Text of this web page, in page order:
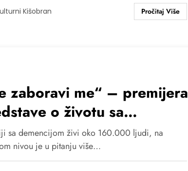
Kišobran
zaboravi me“ – premijera
o životu sa
i društvenoj
sa demencijom živi oko 160.000 ljudi, na
nivou je u pitanju više…